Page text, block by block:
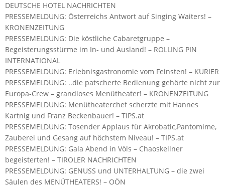
DEUTSCHE HOTEL NACHRICHTEN
PRESSEMELDUNG: Österreichs Antwort auf Singing Waiters! –
KRONENZEITUNG
PRESSEMELDUNG: Die köstliche Cabaretgruppe –
Begeisterungsstürme im In- und Ausland! – ROLLING PIN
INTERNATIONAL
PRESSEMELDUNG: Erlebnisgastronomie vom Feinsten! – KURIER
PRESSEMELDUNG: ..die patscherte Bedienung gehörte nicht zur
Europa-Crew – grandioses Menütheater! – KRONENZEITUNG
PRESSEMELDUNG: Menütheaterchef scherzte mit Hannes
Kartnig und Franz Beckenbauer! – TIPS.at
PRESSEMELDUNG: Tosender Applaus für Akrobatic,Pantomime,
Zauberei und Gesang auf höchstem Niveau! – TIPS.at
PRESSEMELDUNG: Gala Abend in Völs – Chaoskellner
begeisterten! – TIROLER NACHRICHTEN
PRESSEMELDUNG: GENUSS und UNTERHALTUNG – die zwei
Säulen des MENÜTHEATERS! – OÖN